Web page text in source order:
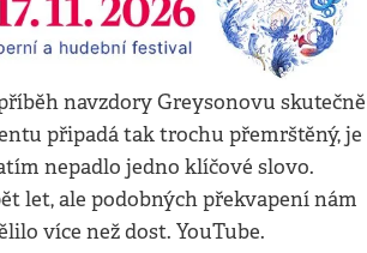
navzdory Greysonovu skutečně
připadá tak trochu přemrštěný, je
nepadlo jedno klíčové slovo.
let, ale podobných překvapení nám
více než dost. YouTube.